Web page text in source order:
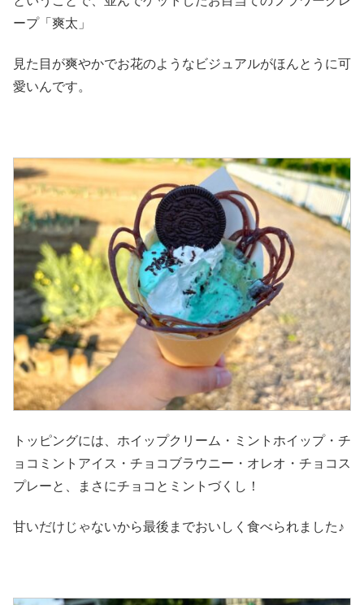
ープ「爽太」
見た目が爽やかでお花のようなビジュアルがほんとうに可
愛いんです。
トッピングには、ホイップクリーム・ミントホイップ・チ
ョコミントアイス・チョコブラウニー・オレオ・チョコス
プレーと、まさにチョコとミントづくし！
甘いだけじゃないから最後までおいしく食べられました♪